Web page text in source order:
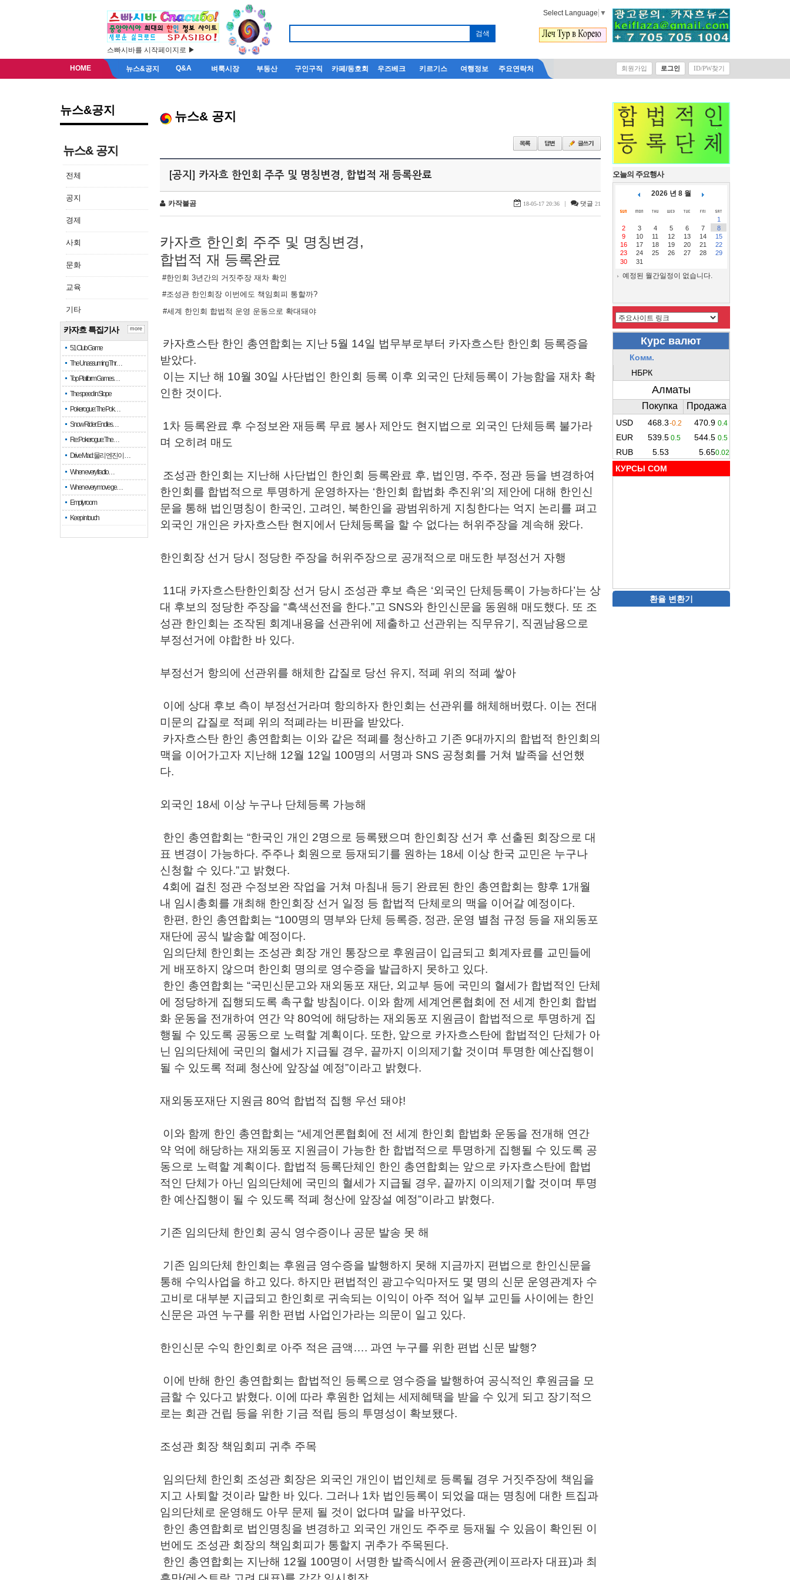
스빠시바를 시작페이지로 ▶
Select Language ▼
HOME 뉴스&공지 Q&A 벼룩시장 부동산 구인구직 카페/동호회 우즈베크 키르기스 여행정보 주요연락처 회원가입 로그인 ID/PW찾기
뉴스&공지
뉴스& 공지
전체
공지
경제
사회
문화
교육
기타
카자흐 특집기사
51 Club Game
The Unassuming Thr…
Top Platform Games…
The speed in Slope
Pokerogue: The Pok…
Snow Rider: Endles…
Re: Pokerogue: The…
Drive Mad: 물리 엔진이 …
When every fractio…
When every move ge…
Empty room
Keep in touch
more
뉴스& 공지
[공지] 카자흐 한인회 주주 및 명칭변경, 합법적 재 등록완료
카작불곰 18-05-17 20:36 | 댓글 21
카자흐 한인회 주주 및 명칭변경,
합법적 재 등록완료
#한인회 3년간의 거짓주장 재차 확인
#조성관 한인회장 이번에도 책임회피 통할까?
#세계 한인회 합법적 운영 운동으로 확대돼야
카자흐스탄 한인 총연합회는 지난 5월 14일 법무부로부터 카자흐스탄 한인회 등록증을
받았다.
이는 지난 해 10월 30일 사단법인 한인회 등록 이후 외국인 단체등록이 가능함을 재차 확
인한 것이다.
1차 등록완료 후 수정보완 재등록 무료 봉사 제안도 현지법으로 외국인 단체등록 불가라
며 오히려 매도
조성관 한인회는 지난해 사단법인 한인회 등록완료 후, 법인명, 주주, 정관 등을 변경하여
한인회를 합법적으로 투명하게 운영하자는 ‘한인회 합법화 추진위’의 제안에 대해 한인신
문을 통해 법인명칭이 한국인, 고려인, 북한인을 광범위하게 지칭한다는 억지 논리를 펴고
외국인 개인은 카자흐스탄 현지에서 단체등록을 할 수 없다는 허위주장을 계속해 왔다.
한인회장 선거 당시 정당한 주장을 허위주장으로 공개적으로 매도한 부정선거 자행
11대 카자흐스탄한인회장 선거 당시 조성관 후보 측은 ‘외국인 단체등록이 가능하다’는 상
대 후보의 정당한 주장을 “흑색선전을 한다.”고 SNS와 한인신문을 동원해 매도했다. 또 조
성관 한인회는 조작된 회계내용을 선관위에 제출하고 선관위는 직무유기, 직권남용으로
부정선거에 야합한 바 있다.
부정선거 항의에 선관위를 해체한 갑질로 당선 유지, 적폐 위의 적폐 쌓아
이에 상대 후보 측이 부정선거라며 항의하자 한인회는 선관위를 해체해버렸다. 이는 전대
미문의 갑질로 적폐 위의 적폐라는 비판을 받았다.
카자흐스탄 한인 총연합회는 이와 같은 적폐를 청산하고 기존 9대까지의 합법적 한인회의
맥을 이어가고자 지난해 12월 12일 100명의 서명과 SNS 공청회를 거쳐 발족을 선언했
다.
외국인 18세 이상 누구나 단체등록 가능해
한인 총연합회는 “한국인 개인 2명으로 등록됐으며 한인회장 선거 후 선출된 회장으로 대
표 변경이 가능하다. 주주나 회원으로 등재되기를 원하는 18세 이상 한국 교민은 누구나
신청할 수 있다.”고 밝혔다.
4회에 걸친 정관 수정보완 작업을 거쳐 마침내 등기 완료된 한인 총연합회는 향후 1개월
내 임시총회를 개최해 한인회장 선거 일정 등 합법적 단체로의 맥을 이어갈 예정이다.
한편, 한인 총연합회는 “100명의 명부와 단체 등록증, 정관, 운영 별첨 규정 등을 재외동포
재단에 공식 발송할 예정이다.
임의단체 한인회는 조성관 회장 개인 통장으로 후원금이 입금되고 회계자료를 교민들에
게 배포하지 않으며 한인회 명의로 영수증을 발급하지 못하고 있다.
한인 총연합회는 “국민신문고와 재외동포 재단, 외교부 등에 국민의 혈세가 합법적인 단체
에 정당하게 집행되도록 촉구할 방침이다. 이와 함께 세계언론협회에 전 세계 한인회 합법
화 운동을 전개하여 연간 약 80억에 해당하는 재외동포 지원금이 합법적으로 투명하게 집
행될 수 있도록 공동으로 노력할 계획이다. 또한, 앞으로 카자흐스탄에 합법적인 단체가 아
닌 임의단체에 국민의 혈세가 지급될 경우, 끝까지 이의제기할 것이며 투명한 예산집행이
될 수 있도록 적폐 청산에 앞장설 예정”이라고 밝혔다.
재외동포재단 지원금 80억 합법적 집행 우선 돼야!
이와 함께 한인 총연합회는 “세계언론협회에 전 세계 한인회 합법화 운동을 전개해 연간
약 억에 해당하는 재외동포 지원금이 가능한 한 합법적으로 투명하게 집행될 수 있도록 공
동으로 노력할 계획이다. 합법적 등록단체인 한인 총연합회는 앞으로 카자흐스탄에 합법
적인 단체가 아닌 임의단체에 국민의 혈세가 지급될 경우, 끝까지 이의제기할 것이며 투명
한 예산집행이 될 수 있도록 적폐 청산에 앞장설 예정”이라고 밝혔다.
기존 임의단체 한인회 공식 영수증이나 공문 발송 못 해
기존 임의단체 한인회는 후원금 영수증을 발행하지 못해 지금까지 편법으로 한인신문을
통해 수익사업을 하고 있다. 하지만 편법적인 광고수익마저도 몇 명의 신문 운영관계자 수
고비로 대부분 지급되고 한인회로 귀속되는 이익이 아주 적어 일부 교민들 사이에는 한인
신문은 과연 누구를 위한 편법 사업인가라는 의문이 일고 있다.
한인신문 수익 한인회로 아주 적은 금액…. 과연 누구를 위한 편법 신문 발행?
이에 반해 한인 총연합회는 합법적인 등록으로 영수증을 발행하여 공식적인 후원금을 모
금할 수 있다고 밝혔다. 이에 따라 후원한 업체는 세제혜택을 받을 수 있게 되고 장기적으
로는 회관 건립 등을 위한 기금 적립 등의 투명성이 확보됐다.
조성관 회장 책임회피 귀추 주목
임의단체 한인회 조성관 회장은 외국인 개인이 법인체로 등록될 경우 거짓주장에 책임을
지고 사퇴할 것이라 말한 바 있다. 그러나 1차 법인등록이 되었을 때는 명칭에 대한 트집과
임의단체로 운영해도 아무 문제 될 것이 없다며 말을 바꾸었다.
한인 총연합회로 법인명칭을 변경하고 외국인 개인도 주주로 등재될 수 있음이 확인된 이
번에도 조성관 회장의 책임회피가 통할지 귀추가 주목된다.
한인 총연합회는 지난해 12월 100명이 서명한 발족식에서 윤종관(케이프라자 대표)과 최
오늘의 주요행사
2026 년 8 월
1
2
3 4 5 6 7
8
9
10 11 12 13 14
15
16
17 18 19 20 21
22
23
24 25 26 27 28
29
30
31
예정된 월간일정이 없습니다.
КУРСЫ COM
환율 변환기